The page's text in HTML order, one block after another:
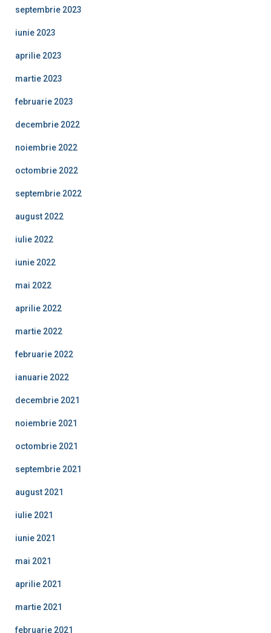
septembrie 2023
iunie 2023
aprilie 2023
martie 2023
februarie 2023
decembrie 2022
noiembrie 2022
octombrie 2022
septembrie 2022
august 2022
iulie 2022
iunie 2022
mai 2022
aprilie 2022
martie 2022
februarie 2022
ianuarie 2022
decembrie 2021
noiembrie 2021
octombrie 2021
septembrie 2021
august 2021
iulie 2021
iunie 2021
mai 2021
aprilie 2021
martie 2021
februarie 2021